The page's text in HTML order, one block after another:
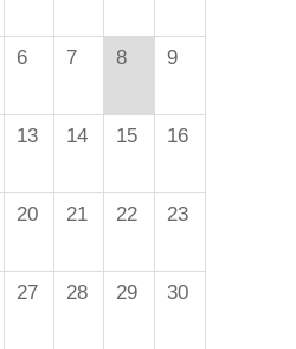
6 7 8 9
13 14 15 16
20 21 22 23
27 28 29 30